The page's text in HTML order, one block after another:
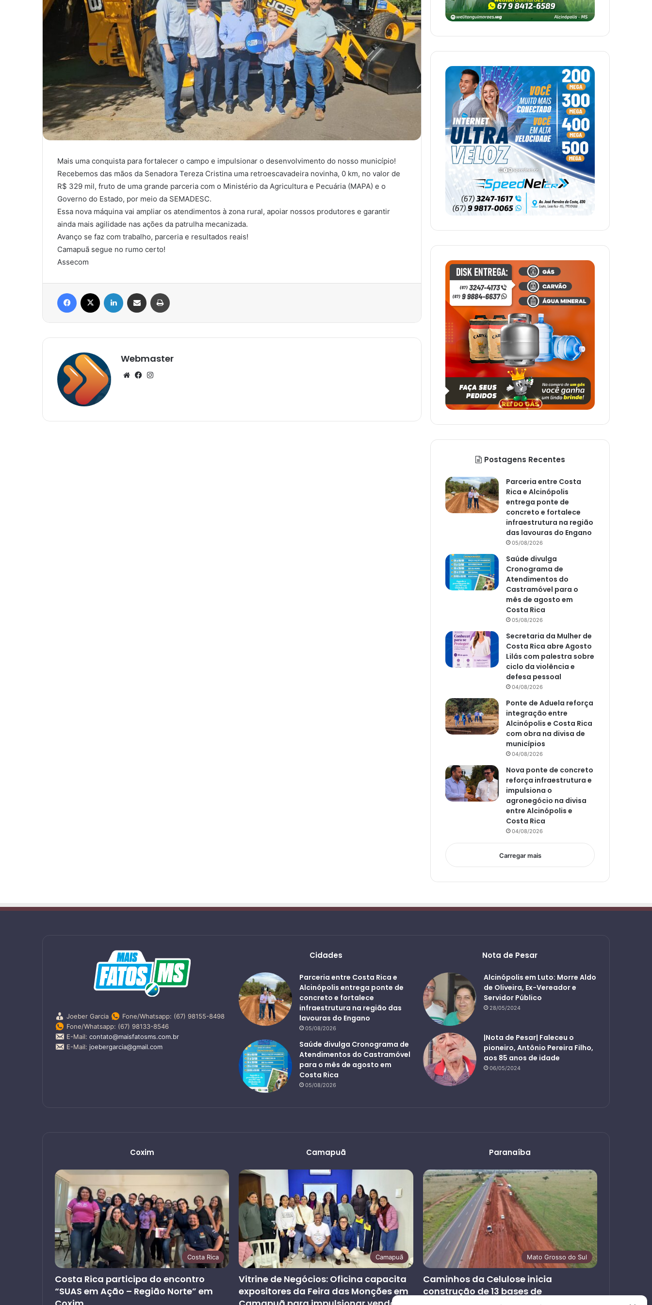
Mais uma conquista para fortalecer o campo e impulsionar o desenvolvimento do nosso município!
Recebemos das mãos da Senadora Tereza Cristina uma retroescavadeira novinha, 0 km, no valor de
R$ 329 mil, fruto de uma grande parceria com o Ministério da Agricultura e Pecuária (MAPA) e o
Governo do Estado, por meio da SEMADESC.
Essa nova máquina vai ampliar os atendimentos à zona rural, apoiar nossos produtores e garantir
ainda mais agilidade nas ações da patrulha mecanizada.
Avanço se faz com trabalho, parceria e resultados reais!
Camapuã segue no rumo certo!
Assecom
Facebook Linkedin Compartilhar via e-mail
Webmaster
WebsiteFacebook
Postagens Recentes
Parceria entre Costa
Rica e Alcinópolis
entrega ponte de
concreto e fortalece
infraestrutura na região
das lavouras do Engano
05/08/2026
Saúde divulga
Cronograma de
Atendimentos do
Castramóvel para o
mês de agosto em
Costa Rica
05/08/2026
Secretaria da Mulher de
Costa Rica abre Agosto
Lilás com palestra sobre
ciclo da violência e
defesa pessoal
04/08/2026
Ponte de Aduela reforça
integração entre
Alcinópolis e Costa Rica
com obra na divisa de
municípios
04/08/2026
Nova ponte de concreto
reforça infraestrutura e
impulsiona o
agronegócio na divisa
entre Alcinópolis e
Costa Rica
04/08/2026
Carregar mais
Joeber Garcia
Fone/Whatsapp: (67) 98155-8498
Fone/Whatsapp: (67) 98133-8546
E-Mail: contato@maisfatosms.com.br
E-Mail: joebergarcia@gmail.com
Cidades
Parceria entre Costa Rica e
Alcinópolis entrega ponte de
concreto e fortalece
infraestrutura na região das
lavouras do Engano
05/08/2026
Saúde divulga Cronograma de
Atendimentos do Castramóvel
para o mês de agosto em
Costa Rica
05/08/2026
Nota de Pesar
Alcinópolis em Luto: Morre Aldo
de Oliveira, Ex-Vereador e
Servidor Público
28/05/2024
|Nota de Pesar| Faleceu o
pioneiro, Antônio Pereira Filho,
aos 85 anos de idade
06/05/2024
Coxim
Costa Rica
Costa Rica participa do encontro
“SUAS em Ação – Região Norte” em
Camapuã
Camapuã
Vitrine de Negócios: Oficina capacita
expositores da Feira das Monções em
Paranaíba
Mato Grosso do Sul
Caminhos da Celulose inicia
construção de 13 bases de